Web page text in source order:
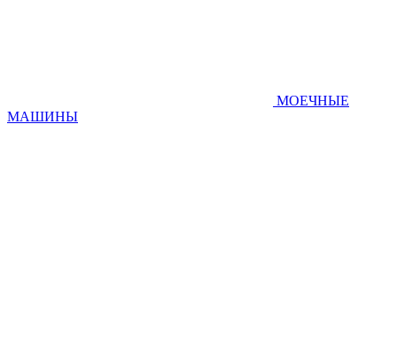
МОЕЧНЫЕ
МАШИНЫ